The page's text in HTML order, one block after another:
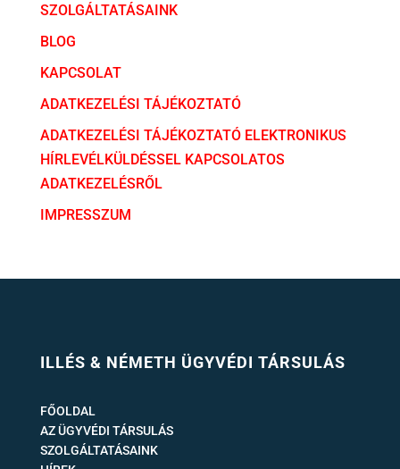
SZOLGÁLTATÁSAINK
BLOG
KAPCSOLAT
ADATKEZELÉSI TÁJÉKOZTATÓ
ADATKEZELÉSI TÁJÉKOZTATÓ ELEKTRONIKUS
HÍRLEVÉLKÜLDÉSSEL KAPCSOLATOS
ADATKEZELÉSRŐL
IMPRESSZUM
ILLÉS & NÉMETH ÜGYVÉDI TÁRSULÁS
FŐOLDAL
AZ ÜGYVÉDI TÁRSULÁS
SZOLGÁLTATÁSAINK